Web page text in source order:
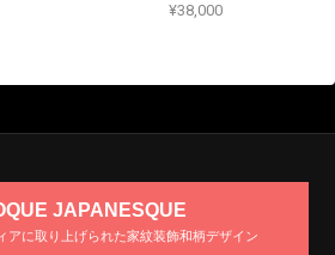
¥38,000
JAPANESQUE
アに取り上げられた家紋装飾和柄デザイン